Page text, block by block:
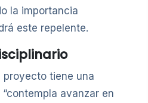
la importancia
este repelente.
proyecto tiene una
avanzar en